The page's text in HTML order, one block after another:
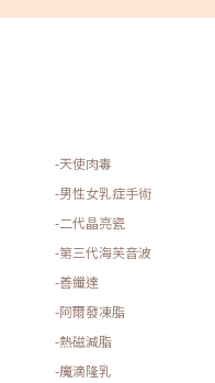
-天使肉毒
-男性女乳症手術
-二代晶亮瓷
-第三代海芙音波
-善纖達
-阿爾發凍脂
-熱磁減脂
-魔滴隆乳